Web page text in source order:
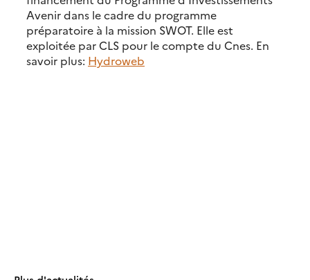
Avenir dans le cadre du programme
préparatoire à la mission SWOT. Elle est
exploitée par CLS pour le compte du Cnes. En
savoir plus: Hydroweb